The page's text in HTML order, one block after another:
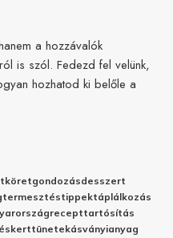
a hozzávalók
is szól. Fedezd fel velünk,
hozhatod ki belőle a
köretgondozásdesszert
termesztéstippektáplálkozás
recepttartósítás
kerttünetekásványianyag